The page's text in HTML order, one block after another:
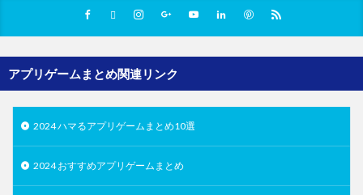
アプリゲームまとめ関連リンク
2024 ハマるアプリゲームまとめ10選
2024 おすすめアプリゲームまとめ